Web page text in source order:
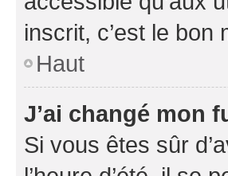
inscrit, c’est le bon
Haut
J’ai changé mon
Si vous êtes sûr